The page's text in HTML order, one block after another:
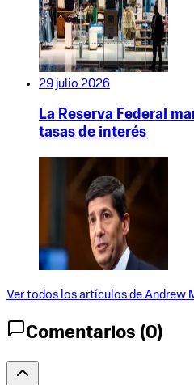
29 julio 2026
La Reserva Federal
tasas de interés
Ver todos los artículos de Andrew
Comentarios (0)